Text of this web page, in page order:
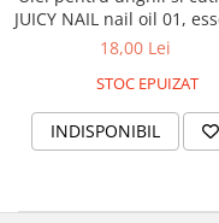
JUICY NAIL nail oil 01,
18,00 Lei
STOC EPUIZAT
INDISPONIBIL